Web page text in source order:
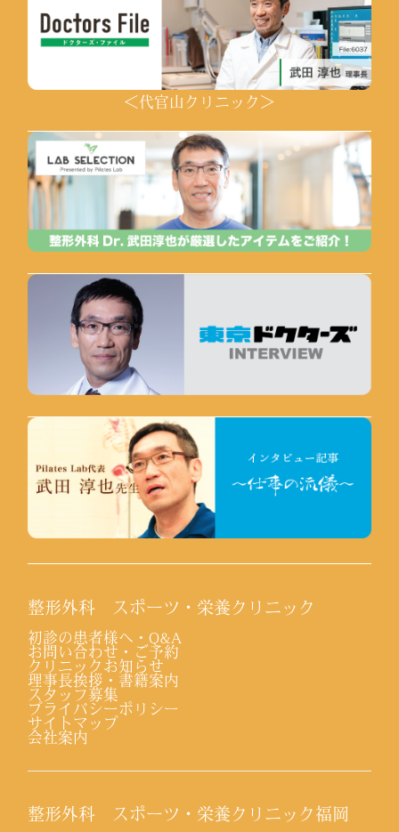
＜代官山クリニック＞
整形外科 スポーツ・栄養クリニック
初診の患者様へ・Q&A
お問い合わせ・ご予約
クリニックお知らせ
理事長挨拶・書籍案内
スタッフ募集
プライバシーポリシー
サイトマップ
会社案内
整形外科 スポーツ・栄養クリニック福岡